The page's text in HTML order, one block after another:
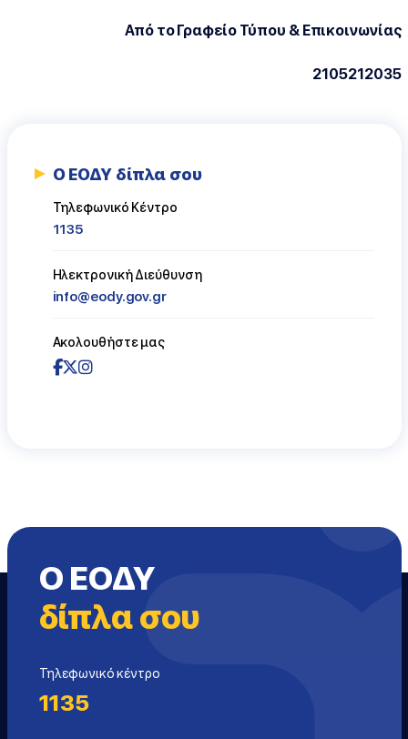
Από το Γραφείο Τύπου & Επικοινωνίας
2105212035
Ο ΕΟΔΥ δίπλα σου
Τηλεφωνικό Κέντρο
1135
Ηλεκτρονική Διεύθυνση
info@eody.gov.gr
Ακολουθήστε μας
Ο ΕΟΔΥ
δίπλα σου
Τηλεφωνικό κέντρο
1135